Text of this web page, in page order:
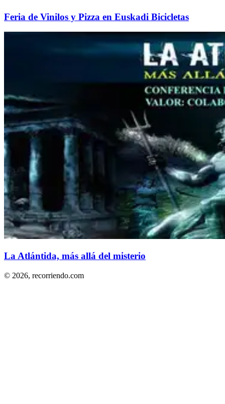
Feria de Vinilos y Pizza en Euskadi Bicicletas
La Atlántida, más allá del misterio
© 2026, recorriendo.com